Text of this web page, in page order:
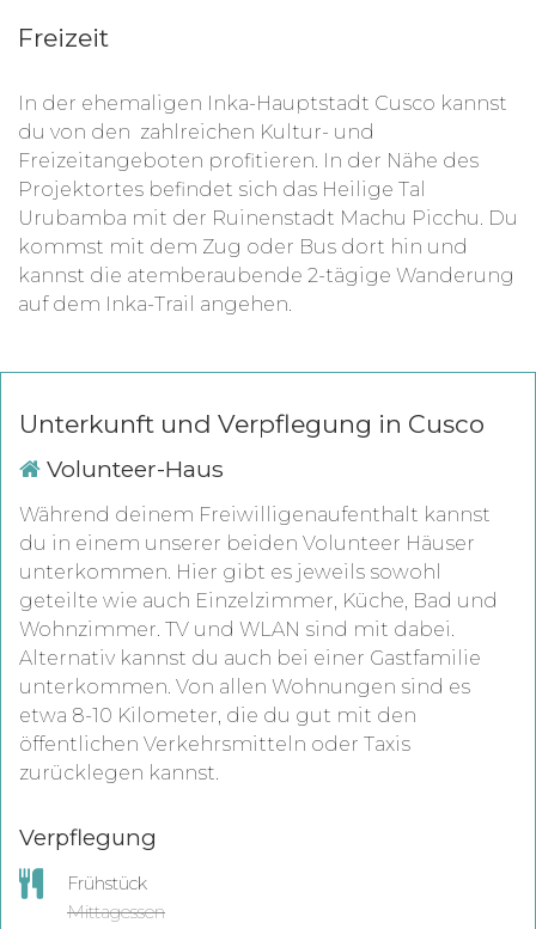
Freizeit
In der ehemaligen Inka-Hauptstadt Cusco kannst
du von den zahlreichen Kultur- und
Freizeitangeboten profitieren. In der Nähe des
Projektortes befindet sich das Heilige Tal
Urubamba mit der Ruinenstadt Machu Picchu. Du
kommst mit dem Zug oder Bus dort hin und
kannst die atemberaubende 2-tägige Wanderung
auf dem Inka-Trail angehen.
Unterkunft und Verpflegung in Cusco
Volunteer-Haus
Während deinem Freiwilligenaufenthalt kannst
du in einem unserer beiden Volunteer Häuser
unterkommen. Hier gibt es jeweils sowohl
geteilte wie auch Einzelzimmer, Küche, Bad und
Wohnzimmer. TV und WLAN sind mit dabei.
Alternativ kannst du auch bei einer Gastfamilie
unterkommen. Von allen Wohnungen sind es
etwa 8-10 Kilometer, die du gut mit den
öffentlichen Verkehrsmitteln oder Taxis
zurücklegen kannst.
Verpflegung
Frühstück
Mittagessen